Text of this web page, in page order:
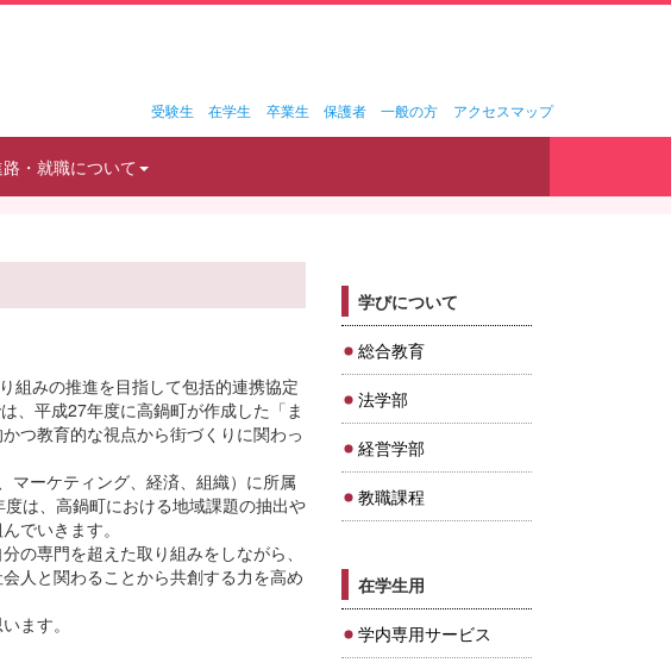
受験生 在学生 卒業生 保護者 一般の方 アクセスマップ
・就職について
組みの推進を目指して包括的連携協定
、平成27年度に高鍋町が作成した「ま
つ教育的な視点から街づくりに関わっ
ーケティング、経済、組織）に所属
は、高鍋町における地域課題の抽出や
でいきます。
の専門を超えた取り組みをしながら、
人と関わることから共創する力を高め
ます。
学びについて
総合教育
法学部
経営学部
教職課程
在学生用
学内専用サービス